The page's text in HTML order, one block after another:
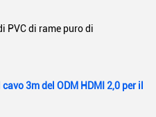
PVC di rame puro di
3m del ODM HDMI 2,0 per il